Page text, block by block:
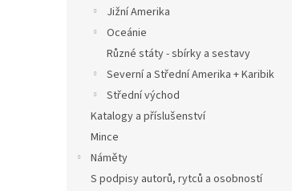
Jižní Amerika
Oceánie
Různé státy - sbírky a sestavy
Severní a Střední Amerika + Karibik
Střední východ
Katalogy a příslušenství
Mince
Náměty
S podpisy autorů, rytců a osobností